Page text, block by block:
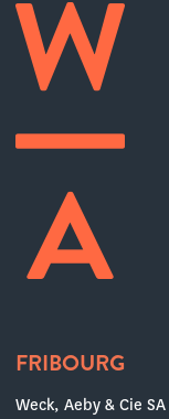
FRIBOURG
Weck, Aeby & Cie SA